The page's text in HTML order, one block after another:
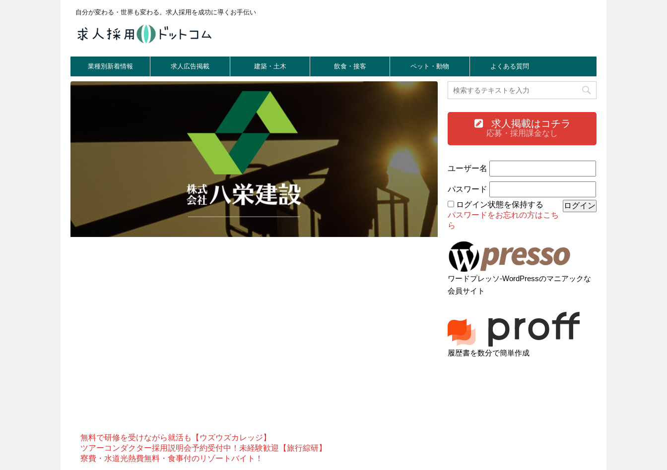
自分が変わる・世界も変わる。求人採用を成功に導くお手伝い
業種別新着情報 求人広告掲載 建築・土木 飲食・接客 ペット・動物 よくある質問
無料で研修を受けながら就活も【ウズウズカレッジ】
ツアーコンダクター採用説明会予約受付中！未経験歓迎【旅行綜研】
寮費・水道光熱費無料・食事付のリゾートバイト！
求人掲載はコチラ
応募・採用課金なし
ユーザー名
パスワード
ログイン状態を保持する
パスワードをお忘れの方はこち
ら
ワードプレッソ-WordPressのマニアックな
会員サイト
履歴書を数分で簡単作成